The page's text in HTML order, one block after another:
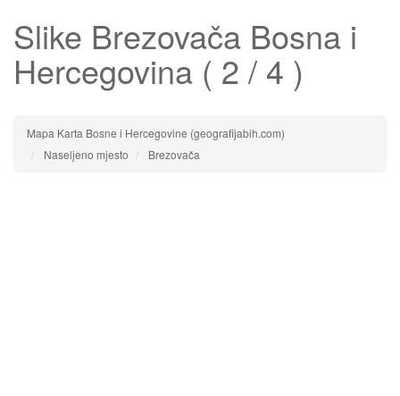
Slike Brezovača Bosna i
Hercegovina ( 2 / 4 )
Mapa Karta Bosne i Hercegovine (geografijabih.com)
Naseljeno mjesto
Brezovača